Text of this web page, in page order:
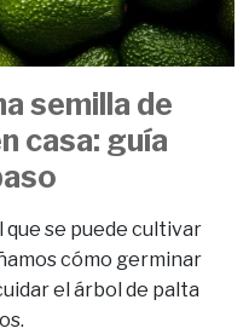
semilla de
casa: guía
se puede cultivar
cómo germinar
el árbol de palta